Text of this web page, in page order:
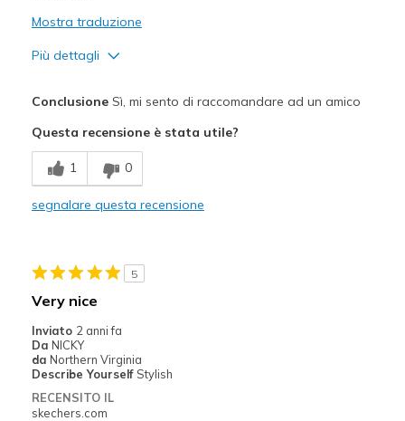
Mostra traduzione
Più dettagli
Comfortable
Stylish
View On Shoes
I'm Really Into Shoes
ConclusioneSì, mi sento di raccomandare ad un amico
Questa recensione è stata utile?
1 0
segnalare questa recensione
5
Very nice
Inviato 2 anni fa
Da NICKY
da Northern Virginia
Describe Yourself Stylish
RECENSITO IL
skechers.com